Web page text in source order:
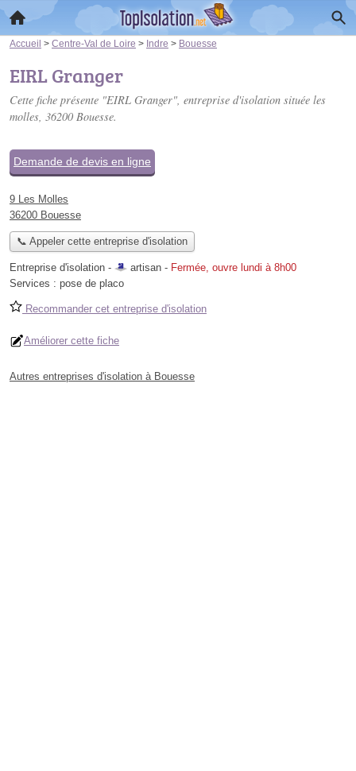
Accueil > Centre-Val de Loire > Indre > Bouesse
EIRL Granger
Cette fiche présente "EIRL Granger", entreprise d'isolation située les
molles, 36200 Bouesse.
Demande de devis en ligne
9 Les Molles
36200 Bouesse
📞 Appeler cette entreprise d'isolation
Entreprise d'isolation - artisan - Fermée, ouvre lundi à 8h00
Services : pose de placo
Recommander cet entreprise d'isolation
Améliorer cette fiche
Autres entreprises d'isolation à Bouesse